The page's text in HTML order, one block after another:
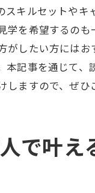
スキルセットや
学を希望するの
がしたい方には
本記事を通じて
しますので、ぜひ
で叶